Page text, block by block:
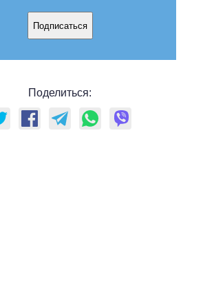
Подписаться
Поделиться: